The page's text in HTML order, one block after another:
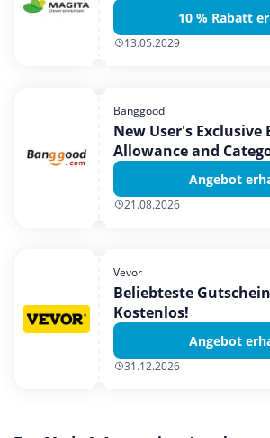
10 % Rabatt
13.05.2029
Banggood
New User's Exclusive
Allowance and
Angebot
21.08.2026
Vevor
Beliebteste
Kostenlos!
Angebot
31.12.2026